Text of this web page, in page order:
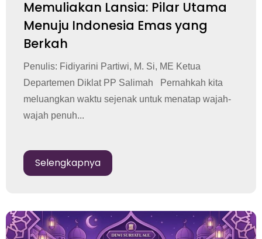
Memuliakan Lansia: Pilar Utama
Menuju Indonesia Emas yang
Berkah
Penulis: Fidiyarini Partiwi, M. Si, ME Ketua
Departemen Diklat PP Salimah Pernahkah kita
meluangkan waktu sejenak untuk menatap wajah-
wajah penuh...
Selengkapnya